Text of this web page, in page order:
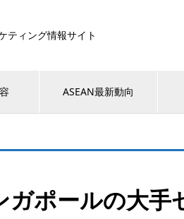
ティング情報サイト
ASEAN最新動向
ガポールの大